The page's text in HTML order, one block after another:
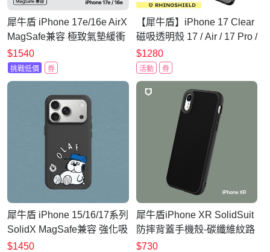
犀牛盾 iPhone 17e/16e AirX
MagSafe兼容 極致氣墊緩衝
磁吸防摔手機殼
$1540
挑戰低價 券
【犀牛盾】iPhone 17 Clear
磁吸透明殼 17 / Air / 17 Pro /
17 Pro Max 相機按鍵版
$1280
活動 券
犀牛盾 iPhone 15/16/17系列
SolidX MagSafe兼容 強化吸
震緩衝防摔磁吸手機
$1450
犀牛盾iPhone XR SolidSuit
防摔背蓋手機殼-碳纖維紋路
$730